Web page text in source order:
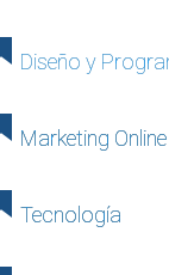
Diseño y
Marketing Online
Tecnología